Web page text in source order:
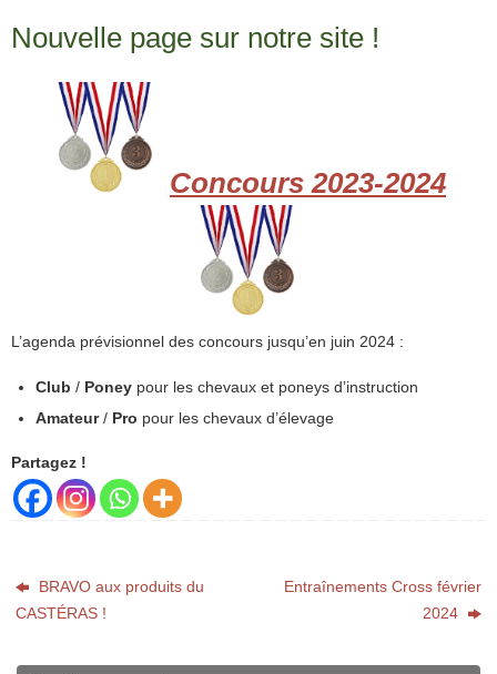
Nouvelle page sur notre site !
Concours 2023-2024
L’agenda prévisionnel des concours jusqu’en juin 2024 :
Club / Poney pour les chevaux et poneys d’instruction
Amateur/ Pro pour les chevaux d’élevage
Partagez !
BRAVO aux produits du
CASTÉRAS !
Entraînements Cross février
2024